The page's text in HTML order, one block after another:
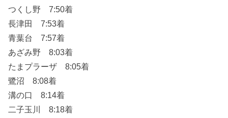
つくし野 7:50着
長津田 7:53着
青葉台 7:57着
あざみ野 8:03着
たまプラーザ 8:05着
鷺沼 8:08着
溝の口 8:14着
二子玉川 8:18着